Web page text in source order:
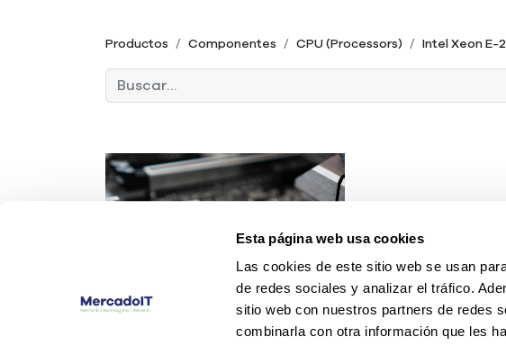
Esta página web usa cookies
Las cookies de este sitio web se usan
de redes sociales y analizar el tráfico.
sitio web con nuestros partners de redes
combinarla con otra información que les
Productos Componentes CPU (Processors) Intel Xeon E-